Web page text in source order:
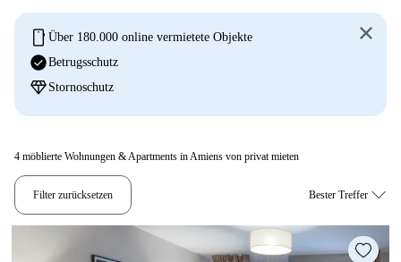
mobile Über 180.000 online vermietete Objekte
check_circleBetrugsschutz
diamond Stornoschutz
4 möblierte Wohnungen & Apartments in Amiens von privat mieten
Filter zurücksetzen